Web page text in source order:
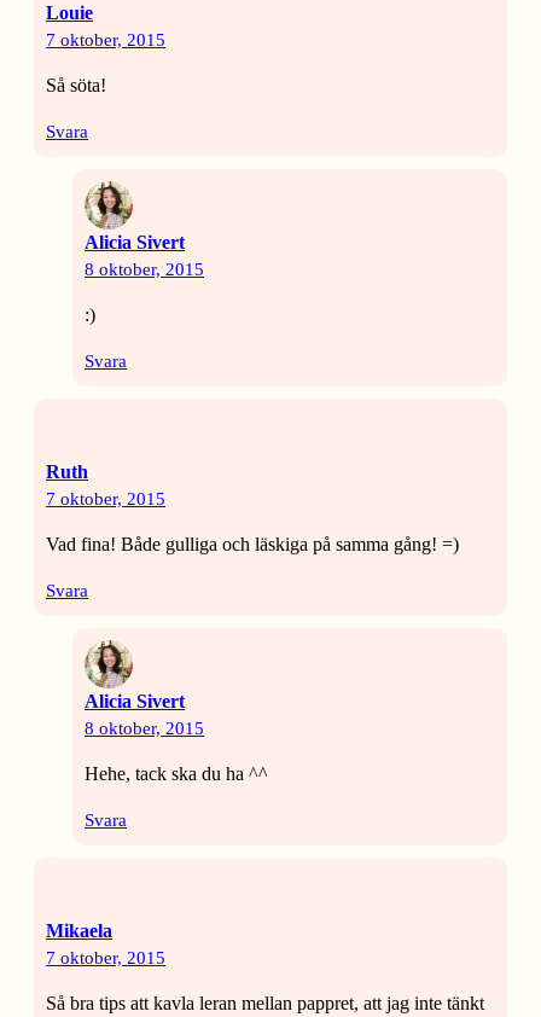
Louie
7 oktober, 2015
Så söta!
Svara
Alicia Sivert
8 oktober, 2015
:)
Svara
Ruth
7 oktober, 2015
Vad fina! Både gulliga och läskiga på samma gång! =)
Svara
Alicia Sivert
8 oktober, 2015
Hehe, tack ska du ha ^^
Svara
Mikaela
7 oktober, 2015
Så bra tips att kavla leran mellan pappret, att jag inte tänkt